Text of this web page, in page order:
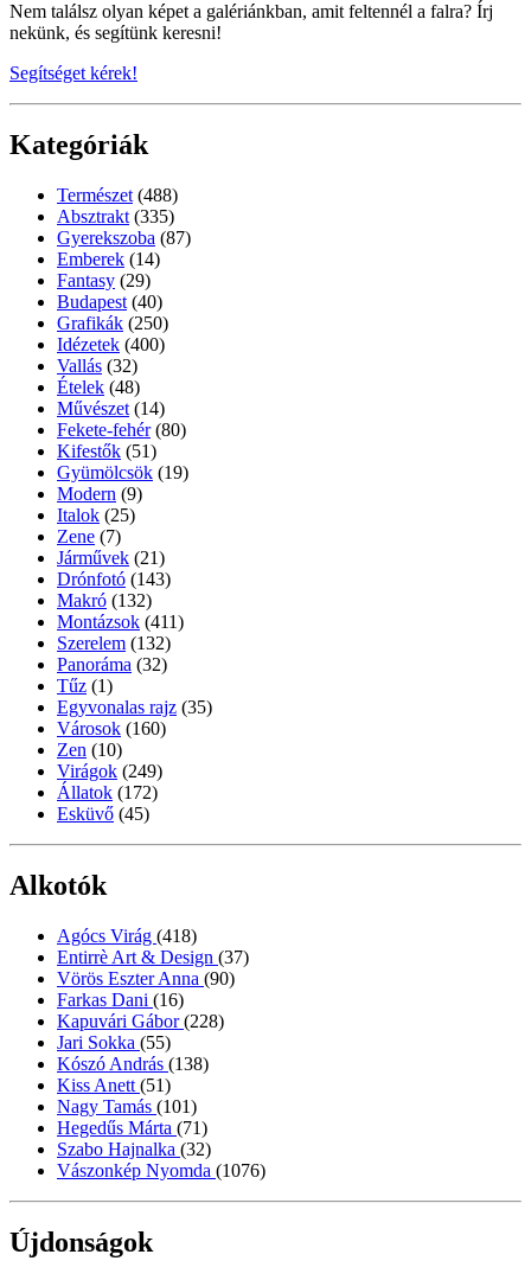
Nem találsz olyan képet a galériánkban, amit feltennél a falra? Írj
nekünk, és segítünk keresni!
Segítséget kérek!
Kategóriák
Természet (488)
Absztrakt (335)
Gyerekszoba (87)
Emberek (14)
Fantasy (29)
Budapest (40)
Grafikák (250)
Idézetek (400)
Vallás (32)
Ételek (48)
Művészet (14)
Fekete-fehér (80)
Kifestők (51)
Gyümölcsök (19)
Modern (9)
Italok (25)
Zene (7)
Járművek (21)
Drónfotó (143)
Makró (132)
Montázsok (411)
Szerelem (132)
Panoráma (32)
Tűz (1)
Egyvonalas rajz (35)
Városok (160)
Zen (10)
Virágok (249)
Állatok (172)
Esküvő (45)
Alkotók
Agócs Virág (418)
Entirrè Art & Design (37)
Vörös Eszter Anna (90)
Farkas Dani (16)
Kapuvári Gábor(228)
Jari Sokka (55)
Kószó András (138)
Kiss Anett (51)
Nagy Tamás (101)
Hegedűs Márta (71)
Szabo Hajnalka (32)
Vászonkép Nyomda (1076)
Újdonságok